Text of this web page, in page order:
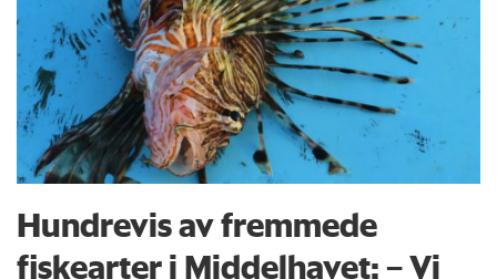
Hundrevis av fremmede
fiskearter i Middelhavet: – Vi